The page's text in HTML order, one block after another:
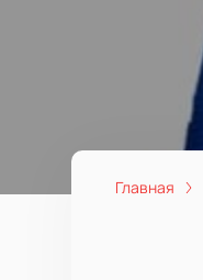
Главная